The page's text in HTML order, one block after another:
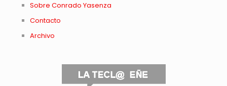
Sobre Conrado Yasenza
Contacto
Archivo